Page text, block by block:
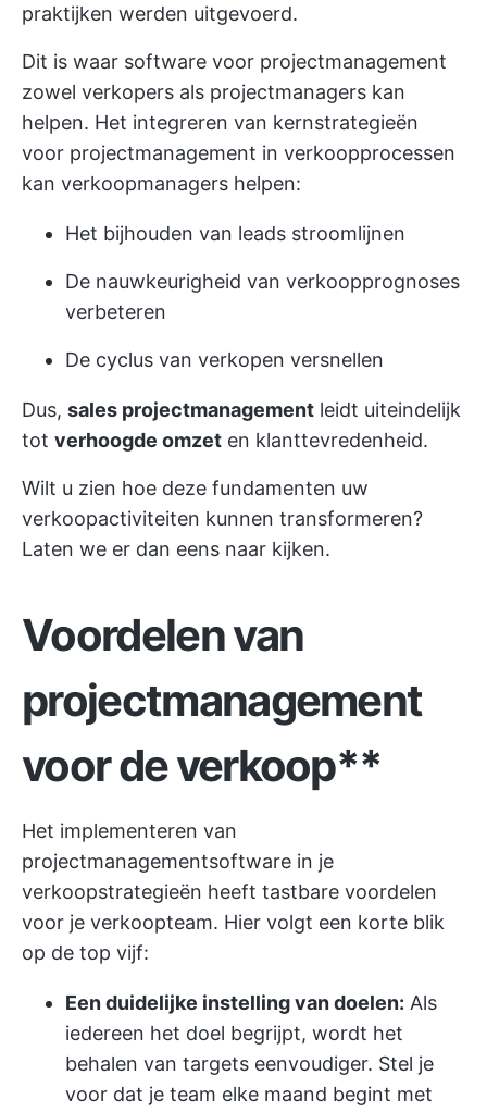
praktijken werden uitgevoerd.
Dit is waar software voor projectmanagement
zowel verkopers als projectmanagers kan
helpen. Het integreren van kernstrategieën
voor projectmanagement in verkoopprocessen
kan verkoopmanagers helpen:
Het bijhouden van leads stroomlijnen
De nauwkeurigheid van verkoopprognoses
verbeteren
De cyclus van verkopen versnellen
Dus, sales projectmanagement leidt uiteindelijk
tot verhoogde omzet en klanttevredenheid.
Wilt u zien hoe deze fundamenten uw
verkoopactiviteiten kunnen transformeren?
Laten we er dan eens naar kijken.
Voordelen van
projectmanagement
voor de verkoop**
Het implementeren van
projectmanagementsoftware in je
verkoopstrategieën heeft tastbare voordelen
voor je verkoopteam. Hier volgt een korte blik
op de top vijf:
Een duidelijke instelling van doelen: Als
iedereen het doel begrijpt, wordt het
behalen van targets eenvoudiger. Stel je
voor dat je team elke maand begint met